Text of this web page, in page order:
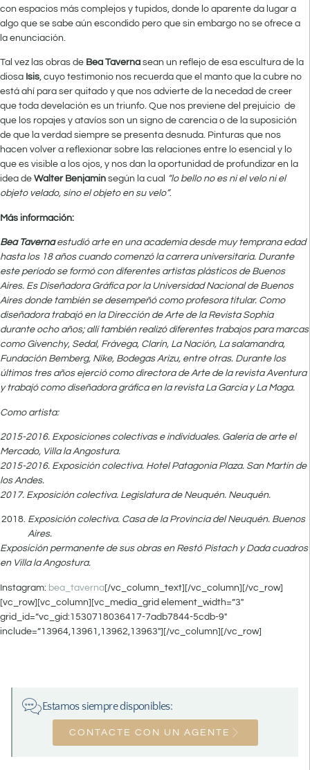
con espacios más complejos y tupidos, donde lo aparente da lugar a
algo que se sabe aún escondido pero que sin embargo no se ofrece a
la enunciación.
Tal vez las obras de Bea Taverna sean un reflejo de esa escultura de la
diosa Isis, cuyo testimonio nos recuerda que el manto que la cubre no
está ahí para ser quitado y que nos advierte de la necedad de creer
que toda develación es un triunfo. Que nos previene del prejuicio de
que los ropajes y atavíos son un signo de carencia o de la suposición
de que la verdad siempre se presenta desnuda. Pinturas que nos
hacen volver a reflexionar sobre las relaciones entre lo esencial y lo
que es visible a los ojos, y nos dan la oportunidad de profundizar en la
idea de Walter Benjamin según la cual “lo bello no es ni el velo ni el
objeto velado, sino el objeto en su velo”.
Más información:
Bea Tavernaestudió arte en una academia desde muy temprana edad
hasta los 18 años cuando comenzó la carrera universitaria. Durante
este período se formó con diferentes artistas plásticos de Buenos
Aires. Es Diseñadora Gráfica por la Universidad Nacional de Buenos
Aires donde también se desempeñó como profesora titular. Como
diseñadora trabajó en la Dirección de Arte de la Revista Sophia
durante ocho años; allí también realizó diferentes trabajos para marcas
como Givenchy, Sedal, Frávega, Clarín, La Nación, La salamandra,
Fundación Bemberg, Nike, Bodegas Arizu, entre otras. Durante los
últimos tres años ejerció como directora de Arte de la revista Aventura
y trabajó como diseñadora gráfica en la revista La García y La Maga.
Como artista:
2015-2016. Exposiciones colectivas e individuales. Galería de arte el
Mercado, Villa la Angostura.
2015-2016. Exposición colectiva. Hotel Patagonia Plaza. San Martín de
los Andes.
2017. Exposición colectiva. Legislatura de Neuquén. Neuquén.
Exposición colectiva. Casa de la Provincia del Neuquén. Buenos
Aires.
Exposición permanente de sus obras en Restó Pistach y Dada cuadros
en Villa la Angostura.
Instagram: bea_taverna[/vc_column_text][/vc_column][/vc_row]
[vc_row][vc_column][vc_media_grid element_width=”3″
grid_id=”vc_gid:1530718036417-7adb7844-5cdb-9″
include=”13964,13961,13962,13963″][/vc_column][/vc_row]
Estamos siempre disponibles:
CONTACTE CON UN AGENTE